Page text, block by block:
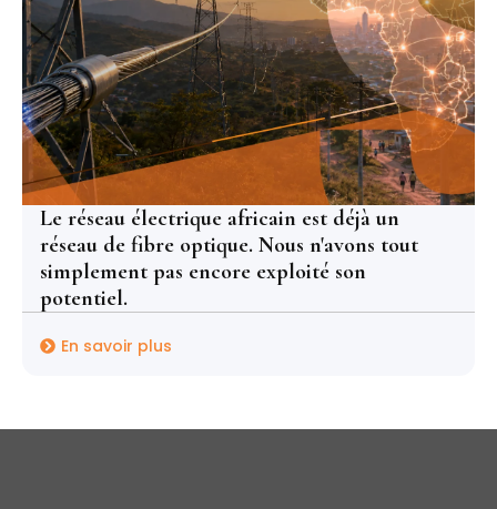
Le réseau électrique africain est déjà un
réseau de fibre optique. Nous n'avons tout
simplement pas encore exploité son
potentiel.
En savoir plus